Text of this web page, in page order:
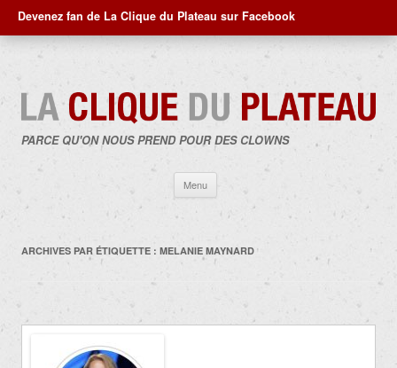
Devenez fan de La Clique du Plateau sur Facebook
PARCE QU'ON NOUS PREND POUR DES CLOWNS
Menu
contenu
ARCHIVES PAR ÉTIQUETTE : MELANIE MAYNARD